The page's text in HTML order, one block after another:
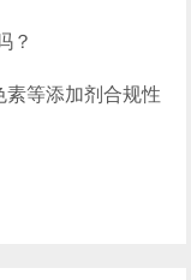
？
等添加剂合规性